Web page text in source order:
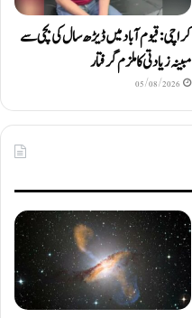
کراچی: قیوم آباد میں ڈیڑھ سال کی بچی سے
مبینہ زیادتی کا ملزم گرفتار
05/08/2026